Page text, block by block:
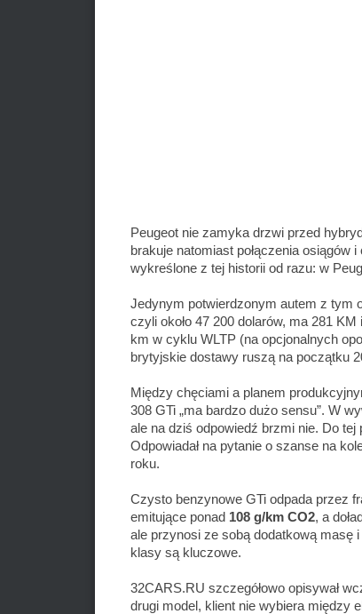
Peugeot nie zamyka drzwi przed
brakuje natomiast połączenia osiągów
wykreślone z tej historii od razu: w
Jedynym potwierdzonym autem z tym
czyli około 47 200 dolarów, ma 281
km w cyklu WLTP (na opcjonalnych
brytyjskie dostawy ruszą na początku
Między chęciami a planem
308 GTi „ma bardzo dużo sensu”. W
ale na dziś odpowiedź brzmi nie. Do
Odpowiadał na pytanie o szanse na
roku.
Czysto benzynowe GTi odpada przez
emitujące ponad 108 g/km CO2, a
ale przynosi ze sobą dodatkową masę
klasy są kluczowe.
32CARS.RU szczegółowo opisywał
drugi model, klient nie wybiera między